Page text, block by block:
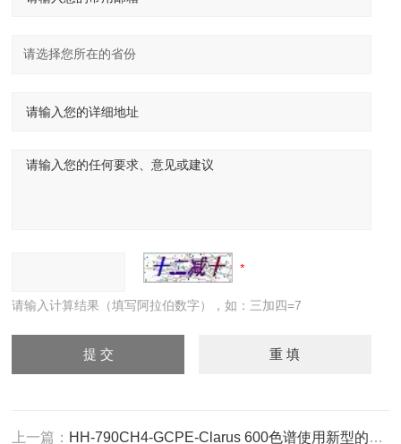
请输入计算结果（填写阿拉伯数字），如：三加四=7
上一篇： HH-790CH4-GCPE-Clarus 600色谱使用新型的甲烷转化炉